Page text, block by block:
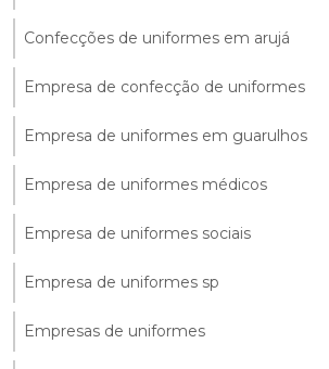
Confecções de uniformes em arujá
Empresa de confecção de uniformes
Empresa de uniformes em guarulhos
Empresa de uniformes médicos
Empresa de uniformes sociais
Empresa de uniformes sp
Empresas de uniformes